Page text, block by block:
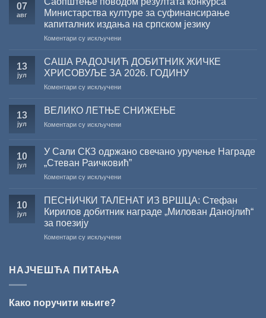
07
авг
Министарства културе за суфинансирање
капиталних издања на српском језику
Коментари су искљученина
поводом
резултата
конкурса
Министарства
за
капиталних
на
српском
13
јул
САША РАДОЈЧИЋ ДОБИТНИК ЖИЧКЕ
ХРИСОВУЉЕ ЗА 2026. ГОДИНУ
Коментари су искљученина
РАДОЈЧИЋ
ЖИЧКЕ
2026.
ГОДИНУ
13
јул
ВЕЛИКО ЛЕТЊЕ СНИЖЕЊЕ
Коментари су искљученина
СНИЖЕЊЕ
10
јул
У Сали СКЗ одржано свечано уручење Награде
„Стеван Раичковић”
Коментари су искљученина
Сали
одржано
уручење
10
јул
ПЕСНИЧКИ ТАЛЕНАТ ИЗ ВРШЦА: Стефан
Кирилов добитник награде „Милован Данојлић“
за поезију
Коментари су искљученина
НАЈЧЕШЋА ПИТАЊА
Како поручити књиге?